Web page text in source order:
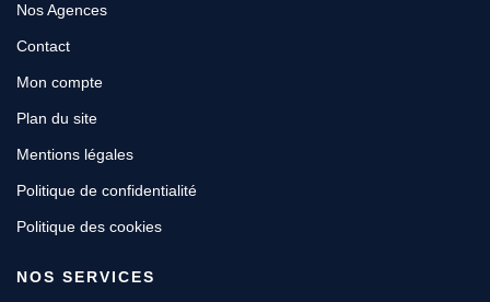
Nos Agences
Contact
Mon compte
Plan du site
Mentions légales
Politique de confidentialité
Politique des cookies
NOS SERVICES